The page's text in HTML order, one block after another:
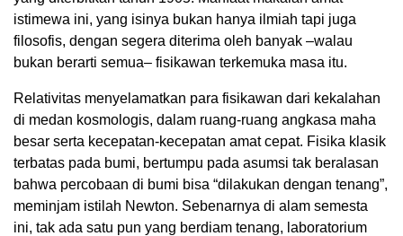
istimewa ini, yang isinya bukan hanya ilmiah tapi juga
filosofis, dengan segera diterima oleh banyak –walau
bukan berarti semua– fisikawan terkemuka masa itu.
Relativitas menyelamatkan para fisikawan dari kekalahan
di medan kosmologis, dalam ruang-ruang angkasa maha
besar serta kecepatan-kecepatan amat cepat. Fisika klasik
terbatas pada bumi, bertumpu pada asumsi tak beralasan
bahwa percobaan di bumi bisa “dilakukan dengan tenang”,
meminjam istilah Newton. Sebenarnya di alam semesta
ini, tak ada satu pun yang berdiam tenang, laboratorium